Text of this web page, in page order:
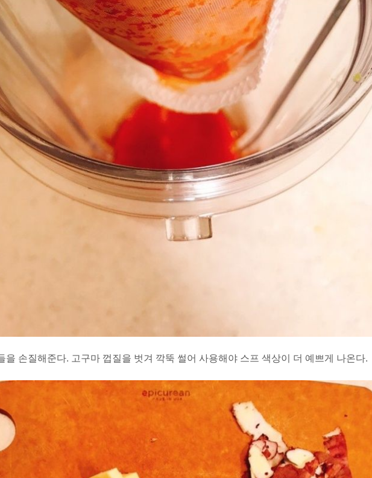
을 손질해준다. 고구마 껍질을 벗겨 깍뚝 썰어 사용해야 스프 색상이 더 예쁘게 나온다.